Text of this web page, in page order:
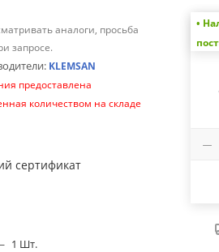
аналоги, просьба
запросе.
KLEMSAN
предоставлена
количеством на складе
сертификат
1 Шт.
•